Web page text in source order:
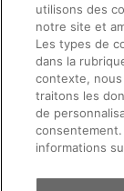
utilisons des
notre site et
Les types de
dans la
contexte,
traitons les
de
informations